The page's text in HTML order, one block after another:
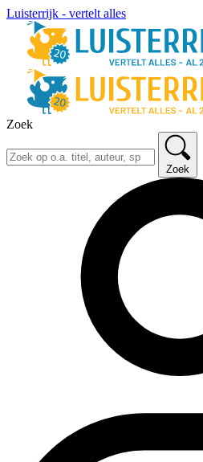
Luisterrijk - vertelt alles
Zoek
Zoek